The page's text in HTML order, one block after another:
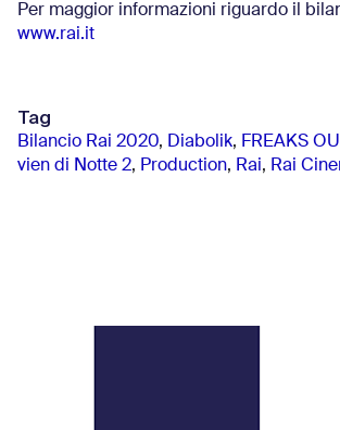
Per maggior informazioni riguardo il
www.rai.it
Tag
Bilancio Rai 2020, Diabolik, FREAKS OUT
vien di Notte 2, Production, Rai, Rai